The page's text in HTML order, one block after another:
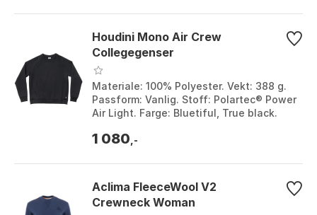
Houdini Mono Air Crew
Collegegenser
Materiale: 100% Polyester. Vekt: 388 g.
Passform: Vanlig. Stoff: Polartec® Power
Air Light. Farge: Bluetiful, True black.
1 080 ,-
Aclima FleeceWool V2
Crewneck Woman